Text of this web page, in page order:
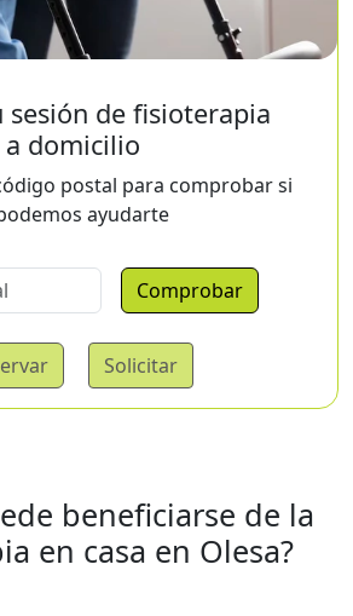
sesión de fisioterapia
a domicilio
postal para comprobar si
ayudarte
Comprobar
Solicitar
beneficiarse de la
en casa en Olesa?